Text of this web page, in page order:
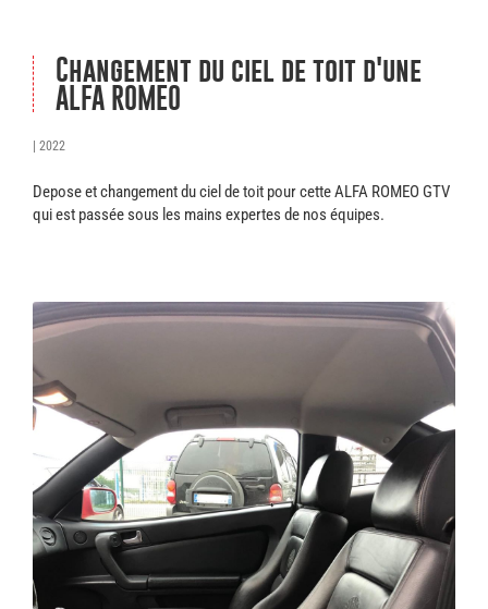
Changement du ciel de toit d'une
ALFA ROMEO
| 2022
Depose et changement du ciel de toit pour cette ALFA ROMEO GTV
qui est passée sous les mains expertes de nos équipes.